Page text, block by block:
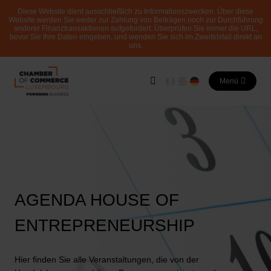
Diese Website dient ausschließlich zu Informationszwecken. Über diese
Website werden Sie weder zur Zahlung von Beiträgen noch zur Durchführung
anderer Finanztransaktionen aufgefordert. Überprüfen Sie immer die URL,
bevor Sie Ihre Daten eingeben, und wenden Sie sich im Zweifelsfall direkt an
uns.
Menü
AGENDA HOUSE OF
ENTREPRENEURSHIP
Hier finden Sie alle Veranstaltungen, die von der